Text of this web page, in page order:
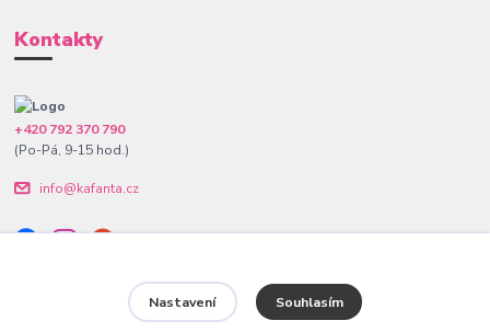
Kontakty
+420 792 370 790
(Po-Pá, 9-15 hod.)
info@kafanta.cz
Nastavení Souhlasím